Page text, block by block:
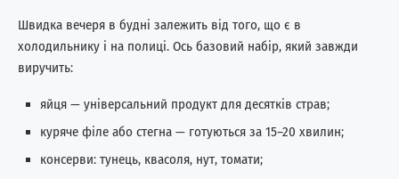
Швидка вечеря в будні залежить від того, що є в
холодильнику і на полиці. Ось базовий набір, який завжди
виручить:
яйця — універсальний продукт для десятків страв;
куряче філе або стегна — готуються за 15–20 хвилин;
консерви: тунець, квасоля, нут, томати;